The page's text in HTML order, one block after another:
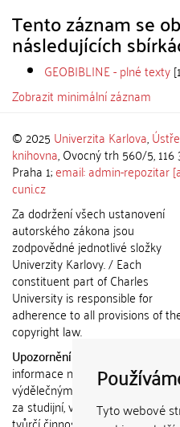
Tyto webové
Tento záznam se
následujících
GEOBIBLINE - plné texty
Zobrazit minimální záznam
© 2025 Univerzita Karlova,
knihovna, Ovocný trh 560/5, 116
Praha 1;email: admin-repozitar
cuni.cz
Za dodržení všech ustanovení
autorského zákona jsou
zodpovědné jednotlivé složky
Univerzity Karlovy. / Each
constituent part of Charles
University is responsible for
adherence to all provisions of
copyright law.
Upozornění / Notice:
informace nemohou být použity
výdělečným účelům nebo
za studijní, vědeckou nebo jinou